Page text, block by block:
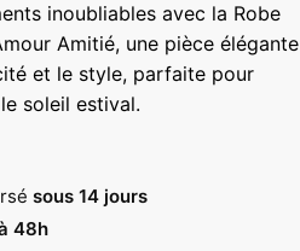
:
€
à
inoubliables avec la Robe
Amitié, une pièce élégante
et le style, parfaite pour
soleil estival.
sous 14 jours
48h